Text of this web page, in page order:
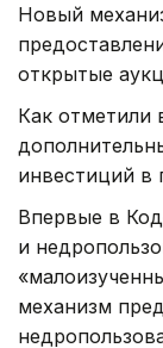
Новый
открытые
Как отметили
инвестиций в
Впервые в
и
механизм